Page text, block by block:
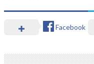
Facebook